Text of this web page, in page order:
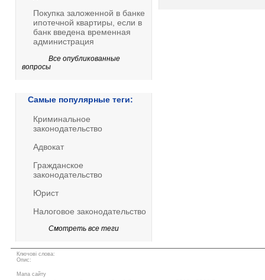
Покупка заложенной в банке
ипотечной квартиры, если в
банк введена временная
администрация
Все опубликованные
вопросы
Самые популярные теги:
Криминальное
законодательство
Адвокат
Гражданское
законодательство
Юрист
Налоговое законодательство
Смотреть все теги
Ключові слова:
Опис:
Мапа сайту